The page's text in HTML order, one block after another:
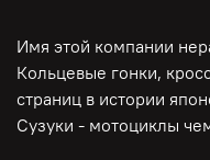
Имя этой компании
Кольцевые гонки,
страниц в истории
Сузуки - мотоциклы